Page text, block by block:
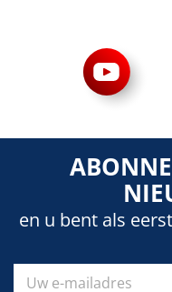
en u bent als